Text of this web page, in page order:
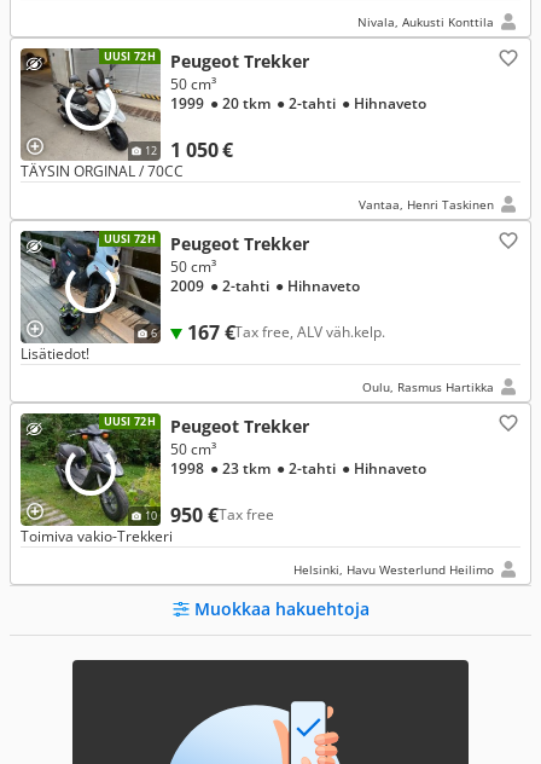
Nivala, Aukusti Konttila
UUSI 72H
12
Peugeot Trekker
1 050 €
50 cm³
1999 ● 20 tkm ● 2-tahti ● Hihnaveto
TÄYSIN ORGINAL / 70CC
Vantaa, Henri Taskinen
UUSI 72H
6
Peugeot Trekker
167 €Tax free, ALV väh.kelp.
50 cm³
2009 ● 2-tahti ● Hihnaveto
Lisätiedot!
Oulu, Rasmus Hartikka
UUSI 72H
10
Peugeot Trekker
950 €Tax free
50 cm³
1998 ● 23 tkm ● 2-tahti ● Hihnaveto
Toimiva vakio-Trekkeri
Helsinki, Havu Westerlund Heilimo
Muokkaa hakuehtoja